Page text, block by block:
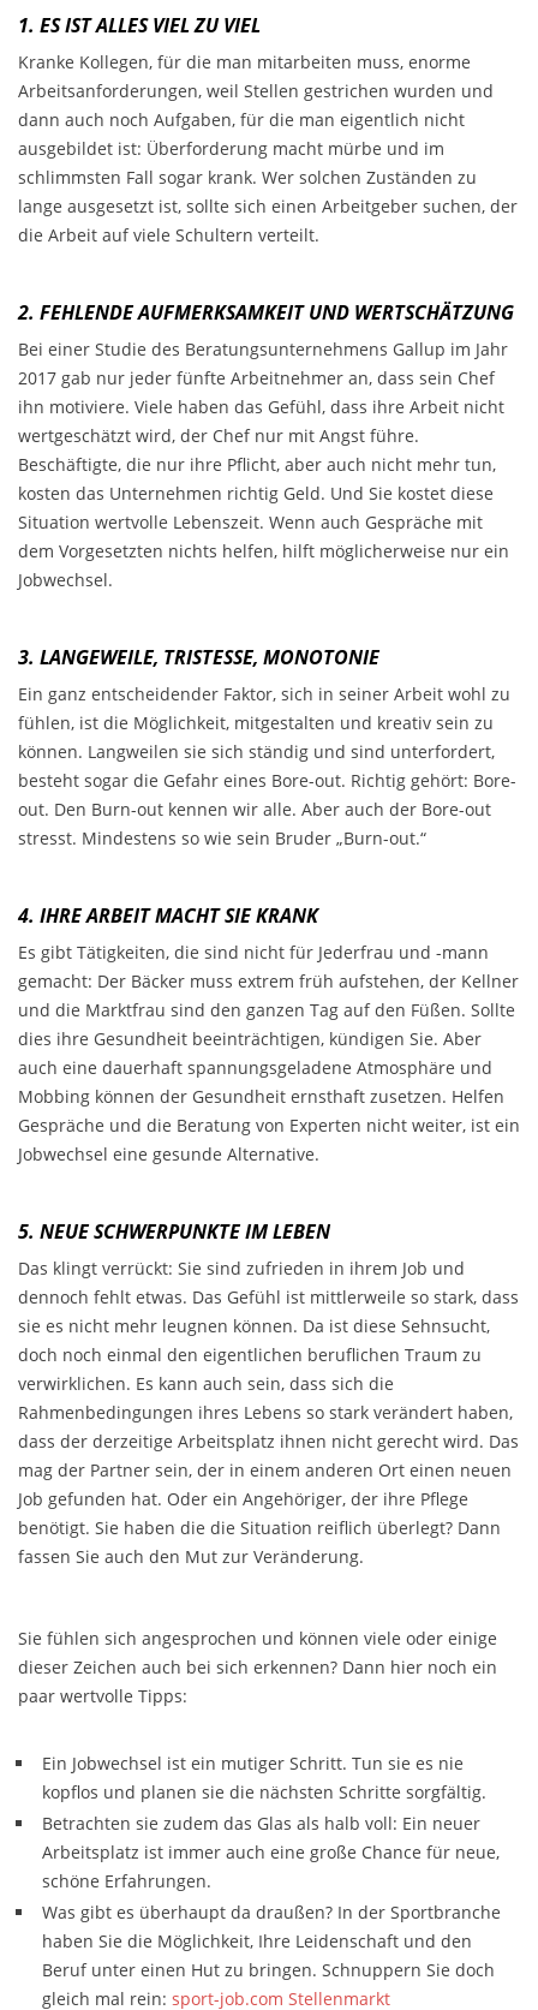
1. ES IST ALLES VIEL ZU VIEL
Kranke Kollegen, für die man mitarbeiten muss, enorme
Arbeitsanforderungen, weil Stellen gestrichen wurden und
dann auch noch Aufgaben, für die man eigentlich nicht
ausgebildet ist: Überforderung macht mürbe und im
schlimmsten Fall sogar krank. Wer solchen Zuständen zu
lange ausgesetzt ist, sollte sich einen Arbeitgeber suchen, der
die Arbeit auf viele Schultern verteilt.
2. FEHLENDE AUFMERKSAMKEIT UND WERTSCHÄTZUNG
Bei einer Studie des Beratungsunternehmens Gallup im Jahr
2017 gab nur jeder fünfte Arbeitnehmer an, dass sein Chef
ihn motiviere. Viele haben das Gefühl, dass ihre Arbeit nicht
wertgeschätzt wird, der Chef nur mit Angst führe.
Beschäftigte, die nur ihre Pflicht, aber auch nicht mehr tun,
kosten das Unternehmen richtig Geld. Und Sie kostet diese
Situation wertvolle Lebenszeit. Wenn auch Gespräche mit
dem Vorgesetzten nichts helfen, hilft möglicherweise nur ein
Jobwechsel.
3. LANGEWEILE, TRISTESSE, MONOTONIE
Ein ganz entscheidender Faktor, sich in seiner Arbeit wohl zu
fühlen, ist die Möglichkeit, mitgestalten und kreativ sein zu
können. Langweilen sie sich ständig und sind unterfordert,
besteht sogar die Gefahr eines Bore-out. Richtig gehört: Bore-
out. Den Burn-out kennen wir alle. Aber auch der Bore-out
stresst. Mindestens so wie sein Bruder „Burn-out.“
4. IHRE ARBEIT MACHT SIE KRANK
Es gibt Tätigkeiten, die sind nicht für Jederfrau und -mann
gemacht: Der Bäcker muss extrem früh aufstehen, der Kellner
und die Marktfrau sind den ganzen Tag auf den Füßen. Sollte
dies ihre Gesundheit beeinträchtigen, kündigen Sie. Aber
auch eine dauerhaft spannungsgeladene Atmosphäre und
Mobbing können der Gesundheit ernsthaft zusetzen. Helfen
Gespräche und die Beratung von Experten nicht weiter, ist ein
Jobwechsel eine gesunde Alternative.
5. NEUE SCHWERPUNKTE IM LEBEN
Das klingt verrückt: Sie sind zufrieden in ihrem Job und
dennoch fehlt etwas. Das Gefühl ist mittlerweile so stark, dass
sie es nicht mehr leugnen können. Da ist diese Sehnsucht,
doch noch einmal den eigentlichen beruflichen Traum zu
verwirklichen. Es kann auch sein, dass sich die
Rahmenbedingungen ihres Lebens so stark verändert haben,
dass der derzeitige Arbeitsplatz ihnen nicht gerecht wird. Das
mag der Partner sein, der in einem anderen Ort einen neuen
Job gefunden hat. Oder ein Angehöriger, der ihre Pflege
benötigt. Sie haben die die Situation reiflich überlegt? Dann
fassen Sie auch den Mut zur Veränderung.
Sie fühlen sich angesprochen und können viele oder einige
dieser Zeichen auch bei sich erkennen? Dann hier noch ein
paar wertvolle Tipps:
Ein Jobwechsel ist ein mutiger Schritt. Tun sie es nie
kopflos und planen sie die nächsten Schritte sorgfältig.
Betrachten sie zudem das Glas als halb voll: Ein neuer
Arbeitsplatz ist immer auch eine große Chance für neue,
schöne Erfahrungen.
Was gibt es überhaupt da draußen? In der Sportbranche
haben Sie die Möglichkeit, Ihre Leidenschaft und den
Beruf unter einen Hut zu bringen. Schnuppern Sie doch
gleich mal rein: sport-job.com Stellenmarkt